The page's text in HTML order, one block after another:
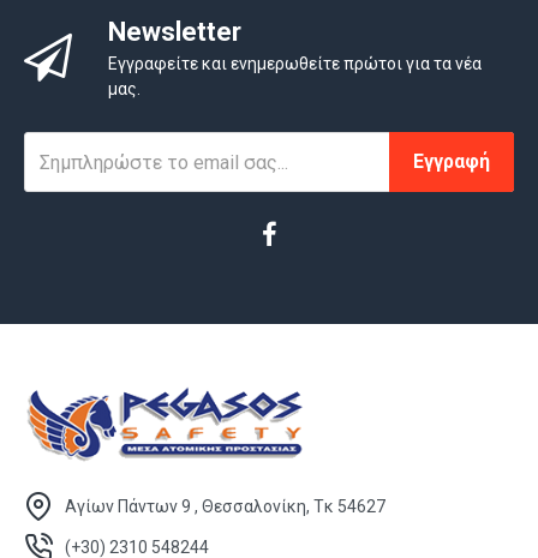
Newsletter
Εγγραφείτε και ενημερωθείτε πρώτοι για τα νέα
μας.
Εγγραφή
Αγίων Πάντων 9 , Θεσσαλονίκη, Τκ 54627
(+30) 2310 548244